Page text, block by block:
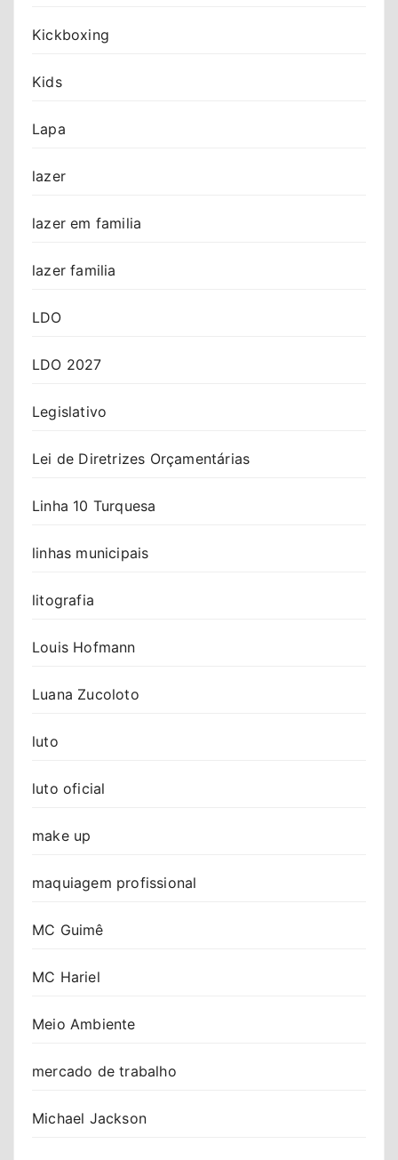
Kickboxing
Kids
Lapa
lazer
lazer em familia
lazer familia
LDO
LDO 2027
Legislativo
Lei de Diretrizes Orçamentárias
Linha 10 Turquesa
linhas municipais
litografia
Louis Hofmann
Luana Zucoloto
luto
luto oficial
make up
maquiagem profissional
MC Guimê
MC Hariel
Meio Ambiente
mercado de trabalho
Michael Jackson